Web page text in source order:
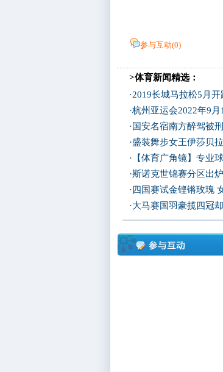
参与互动(0)
>体育新闻精选：
·2019长城马拉松5月
·杭州亚运会2022年9
· 国安名宿南方醉驾被
·盛装舞步女王伊莎贝
· 【体育广角镜】专业
·斯诺克世锦赛分区出
· 四国赛试金铿锵玫瑰
·大马赛国羽豪揽四冠